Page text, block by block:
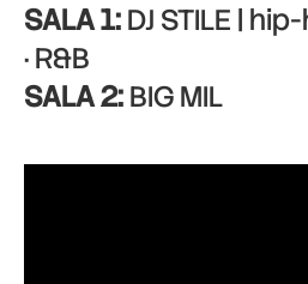
SALA 1:DJ STILE |
· R&B
SALA 2:BIG MIL